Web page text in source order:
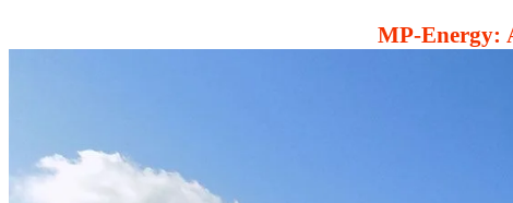
MP-Energy: